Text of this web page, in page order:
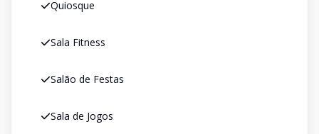
Quiosque
Sala Fitness
Salão de Festas
Sala de Jogos